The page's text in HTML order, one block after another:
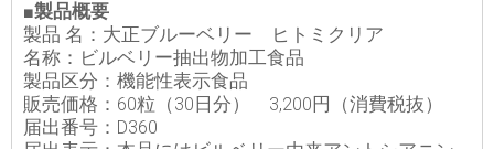
■製品概要
製品 名：大正ブルーベリー ヒトミクリア
名称：ビルベリー抽出物加工食品
製品区分：機能性表示食品
販売価格：60粒（30日分） 3,200円（消費税抜）
届出番号：D360